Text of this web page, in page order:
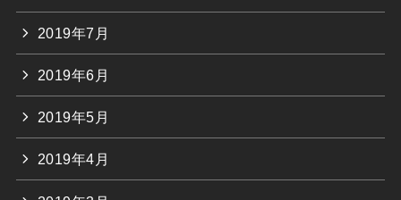
2019年7月
2019年6月
2019年5月
2019年4月